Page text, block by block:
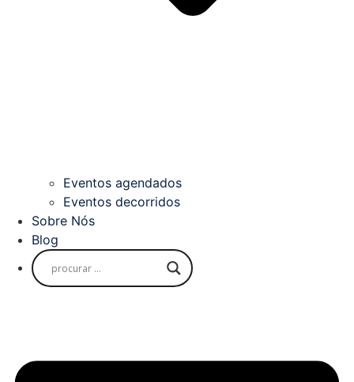
Eventos agendados
Eventos decorridos
Sobre Nós
Blog